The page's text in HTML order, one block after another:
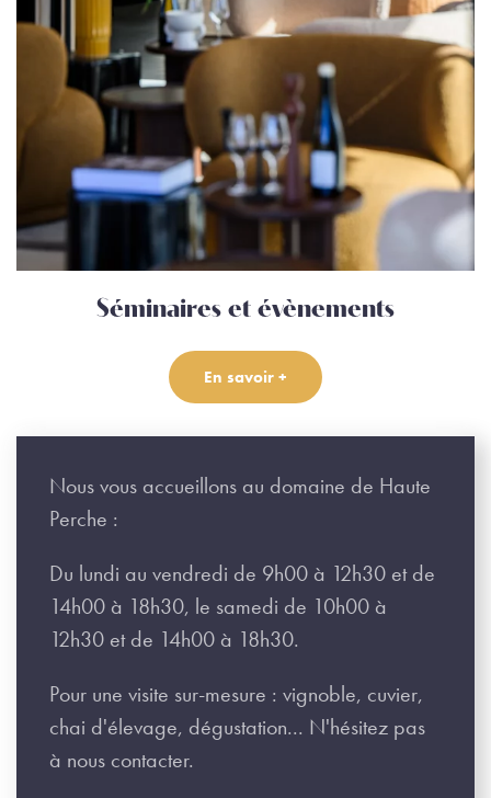
Séminaires et évènements
En savoir +
Nous vous accueillons au domaine de Haute
Perche :
Du lundi au vendredi de 9h00 à 12h30 et de
14h00 à 18h30, le samedi de 10h00 à
12h30 et de 14h00 à 18h30.
Pour une visite sur-mesure : vignoble, cuvier,
chai d'élevage, dégustation... N'hésitez pas
à nous contacter.